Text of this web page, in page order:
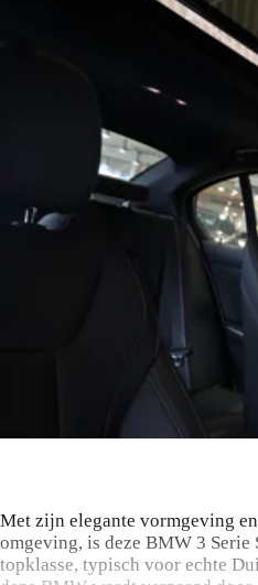
Met zijn elegante vormgeving
omgeving, is deze BMW 3
topklasse, typisch voor echte